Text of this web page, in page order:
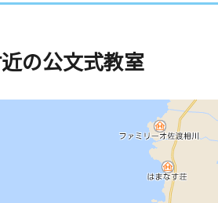
の公文式教室